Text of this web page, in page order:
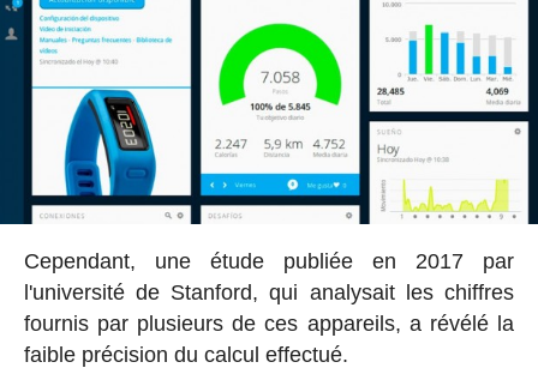
Cependant, une étude publiée en 2017 par
l'université de Stanford, qui analysait les chiffres
fournis par plusieurs de ces appareils, a révélé la
faible précision du calcul effectué.